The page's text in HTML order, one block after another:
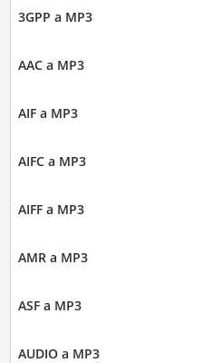
3GPP a MP3
AAC a MP3
AIF a MP3
AIFC a MP3
AIFF a MP3
AMR a MP3
ASF a MP3
AUDIO a MP3